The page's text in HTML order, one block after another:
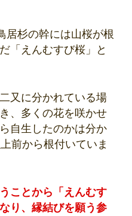
居杉の幹には山桜が根
「えんむすび桜」と
又に分かれている場
、多くの花を咲かせ
自生したのかは分か
前から根付いていま
ことから「えんむす
り 、縁結びを願う参